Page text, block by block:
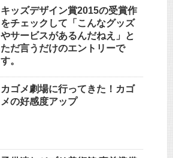
キッズデザイン賞2015の受賞作
をチェックして「こんなグッズ
やサービスがあるんだねえ」と
ただ言うだけのエントリーで
す。
カゴメ劇場に行ってきた！カゴ
メの好感度アップ